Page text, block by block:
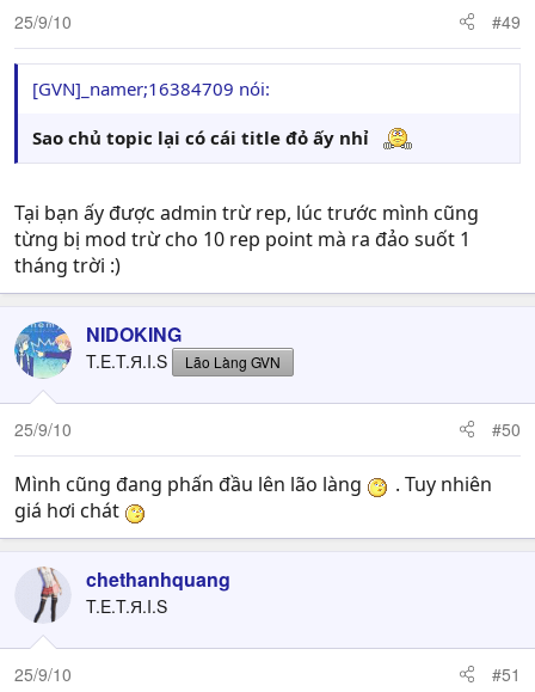
25/9/10 #49
[GVN]­_namer;16384709 nói:
Sao chủ topic lại có cái title đỏ ấy nhỉ
Tại bạn ấy được admin trừ rep, lúc trước mình cũng
từng bị mod trừ cho 10 rep point mà ra đảo suốt 1
tháng trời :)
NIDOKING
T.E.T.Я.I.S Lão Làng GVN
25/9/10 #50
Mình cũng đang phấn đầu lên lão làng
. Tuy nhiên
giá hơi chát
chethanhquang
T.E.T.Я.I.S
25/9/10 #51